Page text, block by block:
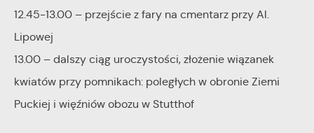
12.45-13.00 – przejście z fary na cmentarz przy Al.
Lipowej
13.00 – dalszy ciąg uroczystości, złożenie wiązanek
kwiatów przy pomnikach: poległych w obronie Ziemi
Puckiej i więźniów obozu w Stutthof
formie zanonimizowanej. Wyrażenie zgody na analityczne pliki
cookies gwarantuje dostępność wszystkich funkcjonalności.
najciekawsze informacje i aktualności na stronach naszych
Promocyjne pliki cookies służą do prezentowania Ci naszych
komunikatów na podstawie analizy Twoich upodobań oraz
Twoich zwyczajów dotyczących przeglądanej witryny